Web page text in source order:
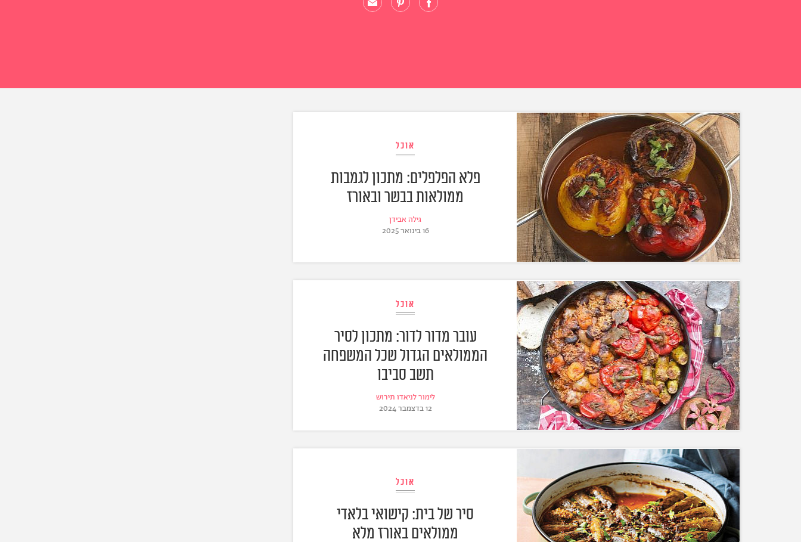
אוכל
פלא הפלפלים: מתכון לגמבות
ממולאות בבשר ובאורז
גילה אבידן
16 בינואר 2025
אוכל
עובר מדור לדור: מתכון לסיר
הממולאים הגדול שכל המשפחה
תשב סביבו
לימור לניאדו תירוש
12 בדצמבר 2024
אוכל
סיר של בית: קישואי בלאדי
ממולאים באורז מלא